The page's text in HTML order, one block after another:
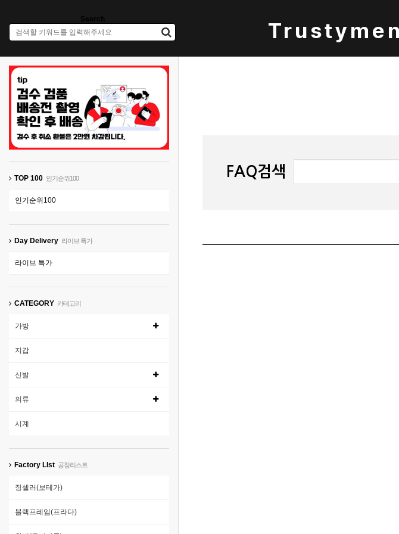
Search
TOP 100 인기순위100
인기순위100
Day Delivery 라이브 특가
라이브 특가
CATEGORY 카테고리
가방
지갑
신발
의류
시계
Factory LIst 공장리스트
징셀러(보테가)
블랙프레임(프라다)
FAQ검색